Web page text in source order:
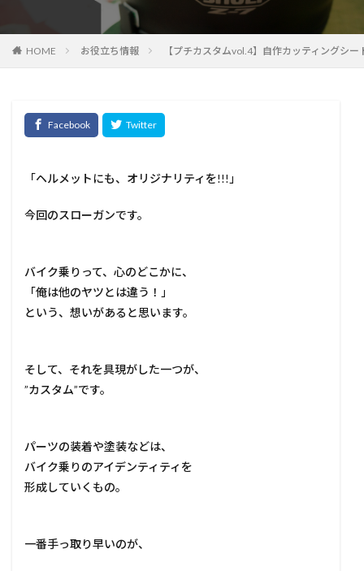
HOME お役立ち情報 【プチカスタムvol.4】自作カッティングシ
「ヘルメットにも、オリジナリティを!!!」
今回のスローガンです。
バイク乗りって、心のどこかに、
「俺は他のヤツとは違う！」
という、想いがあると思います。
そして、それを具現がした一つが、
”カスタム”です。
パーツの装着や塗装などは、
バイク乗りのアイデンティティを
形成していくもの。
一番手っ取り早いのが、